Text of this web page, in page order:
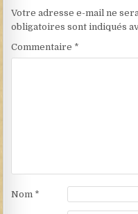
Votre adresse e-mail ne
obligatoires sont indiqués
Commentaire *
Nom *